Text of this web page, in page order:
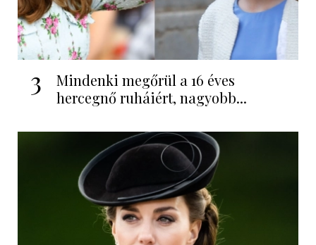
3
Mindenki megőrül a 16 éves
hercegnő ruháiért, nagyobb...